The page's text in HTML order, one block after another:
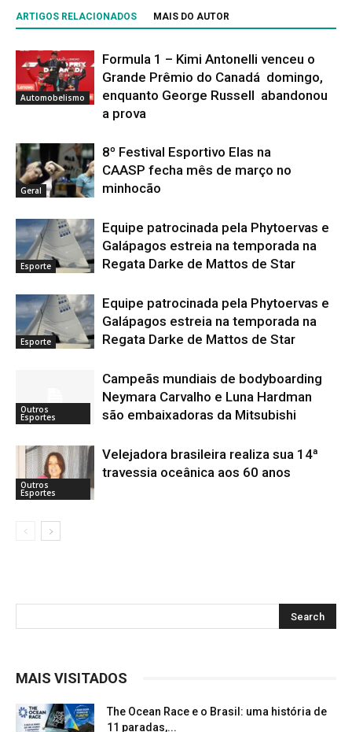
ARTIGOS RELACIONADOS MAIS DO AUTOR
Automobelismo
Formula 1 – Kimi Antonelli venceu o
Grande Prêmio do Canadá domingo,
enquanto George Russell abandonou
a prova
Geral
8º Festival Esportivo Elas na
CAASP fecha mês de março no
minhocão
Esporte
Equipe patrocinada pela Phytoervas e
Galápagos estreia na temporada na
Regata Darke de Mattos de Star
Esporte
Equipe patrocinada pela Phytoervas e
Galápagos estreia na temporada na
Regata Darke de Mattos de Star
Outros
Esportes
Campeãs mundiais de bodyboarding
Neymara Carvalho e Luna Hardman
são embaixadoras da Mitsubishi
Outros
Esportes
Velejadora brasileira realiza sua 14ª
travessia oceânica aos 60 anos
MAIS VISITADOS
The Ocean Race e o Brasil: uma história de
11 paradas,...